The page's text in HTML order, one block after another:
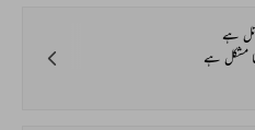
ہے
مشکل ہے